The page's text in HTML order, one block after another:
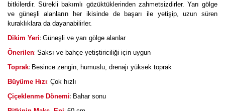
bitkilerdir. Sürekli bakımlı gözüktüklerinden zahmetsizdirler. Yarı gölge
ve güneşli alanların her ikisinde de başarı ile yetişip, uzun süren
kuraklıklara da dayanabilirler.
Dikim Yeri: Güneşli ve yarı gölge alanlar
Önerilen: Saksı ve bahçe yetiştiriciliği için uygun
Toprak: Besince zengin, humuslu, drenajı yüksek toprak
Büyüme Hızı: Çok hızlı
Çiçeklenme Dönemi: Bahar sonu